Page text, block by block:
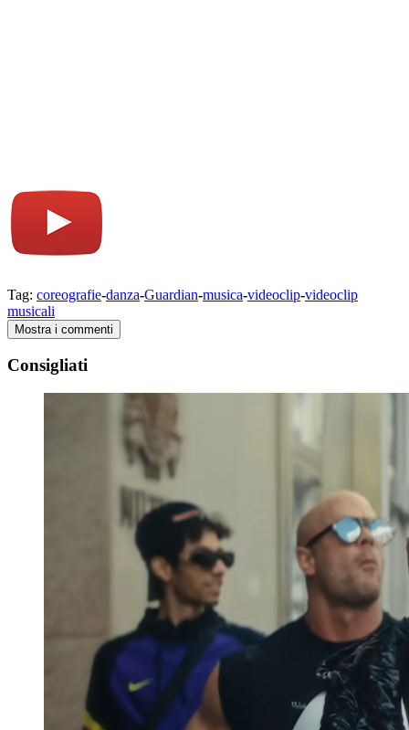
Tag: coreografie-danza-Guardian-musica-videoclip-videoclip
musicali
Mostra i commenti
Consigliati